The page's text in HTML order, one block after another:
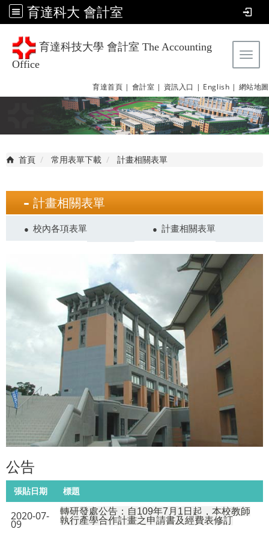
育達科大 會計室
育達科技大學 會計室 The Accounting
Office
育達首頁 | 會計室 | 資訊入口 | English | 網站地圖
首頁 常用表單下載 計畫相關表單
計畫相關表單
校內各項表單 計畫相關表單
公告
張貼日期 標題
2020-07-
09
轉研發處公告：自109年7月1日起，本校教師
執行產學合作計畫之申請書及經費表修訂